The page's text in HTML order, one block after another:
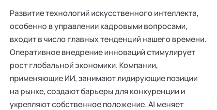
Развитие технологий искусственного интеллекта,
особенно в управлении кадровыми вопросами,
входит в число главных тенденций нашего времени.
Оперативное внедрение инноваций стимулирует
рост глобальной экономики. Компании,
применяющие ИИ, занимают лидирующие позиции
на рынке, создают барьеры для конкуренции и
укрепляют собственное положение. AI меняет